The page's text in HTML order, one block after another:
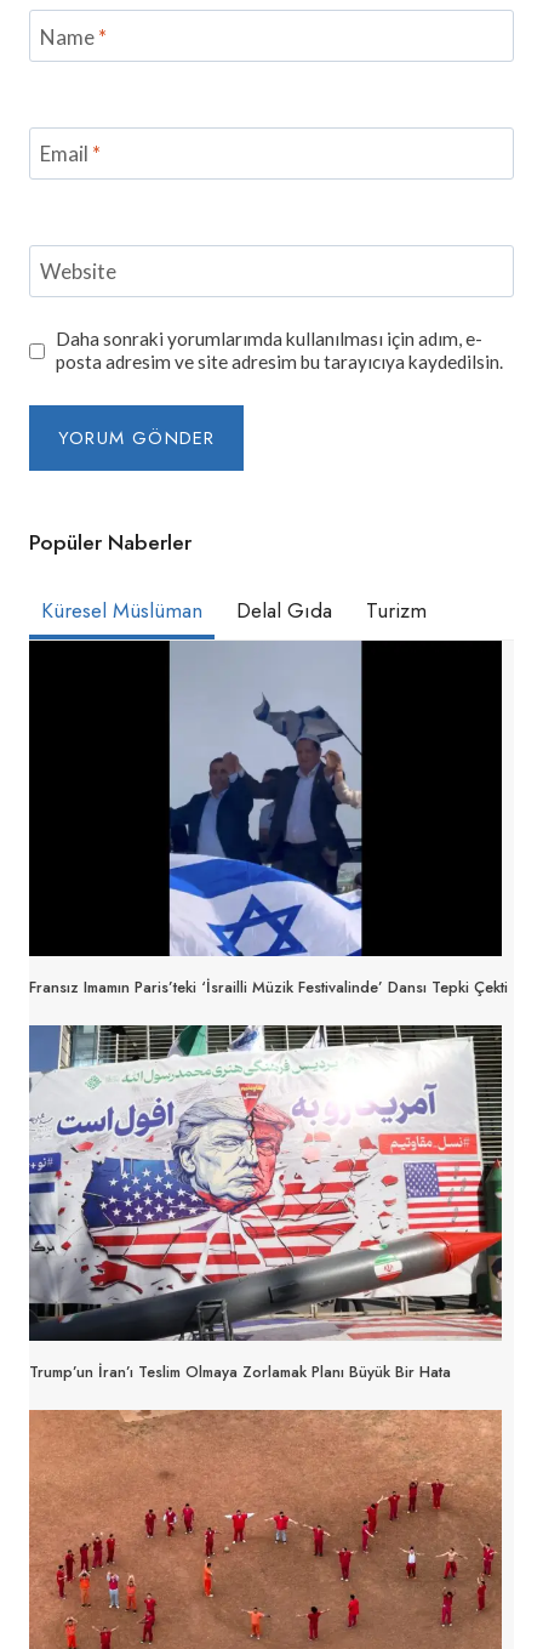
Name*
Email *
Website
Daha sonraki yorumlarımda kullanılması için adım, e-
posta adresim ve site adresim bu tarayıcıya kaydedilsin.
Popüler Naberler
Küresel Müslüman Delal Gıda Turizm
Fransız Imamın Paris’teki ‘İsrailli Müzik Festivalinde’ Dansı Tepki Çekti
Trump’un İran’ı Teslim Olmaya Zorlamak Planı Büyük Bir Hata